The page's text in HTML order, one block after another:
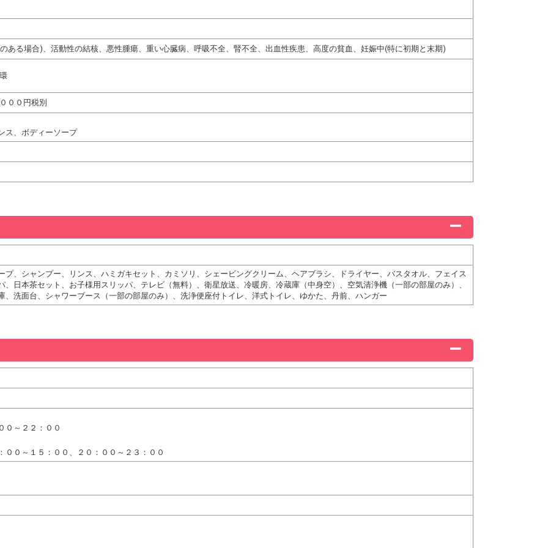
ある場合)、活動性の結核、悪性腫瘍、重い心臓病、呼吸不全、腎不全、出血性疾患、高度の貧血、妊娠中(特に初期と末期)
００円税別
ス、ボディーソープ
プ、シャンプー、リンス、ハミガキセット、カミソリ、シェービングクリーム、ヘアブラシ、ドライヤー、バスタオル、フェイス
、日本茶セット、お子様用スリッパ、テレビ（無料）、衛星放送、冷暖房、冷蔵庫（中身空）、空気清浄機（一部の部屋のみ）、
、洗面台、シャワーブース（一部の部屋のみ）、洗浄便座付トイレ、洋式トイレ、ゆかた、丹前、ハンガー
０～２２：００
００～１５：００、２０：００～２３：００